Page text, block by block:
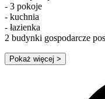
- 3 pokoje
- kuchnia
- łazienka
2 budynki gospodarcze
Pokaż więcej >